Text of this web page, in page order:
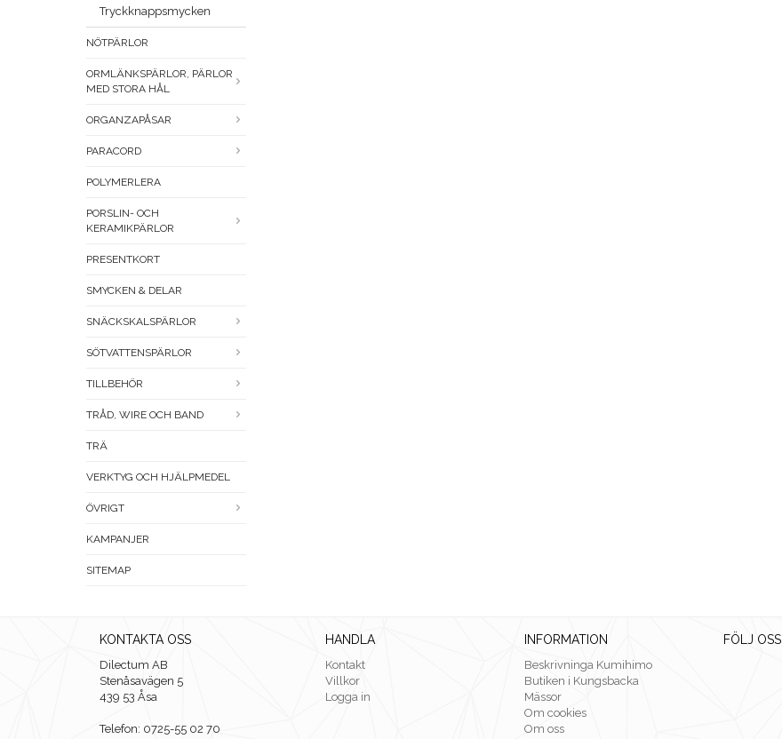
Tryckknappsmycken
NÖTPÄRLOR
ORMLÄNKSPÄRLOR, PÄRLOR
MED STORA HÅL
ORGANZAPÅSAR
PARACORD
POLYMERLERA
PORSLIN- OCH
KERAMIKPÄRLOR
PRESENTKORT
SMYCKEN & DELAR
SNÄCKSKALSPÄRLOR
SÖTVATTENSPÄRLOR
TILLBEHÖR
TRÅD, WIRE OCH BAND
TRÄ
VERKTYG OCH HJÄLPMEDEL
ÖVRIGT
KAMPANJER
SITEMAP
KONTAKTA OSS
Dilectum AB
Stenåsavägen 5
439 53 Åsa
Telefon: 0725-55 02 70
HANDLA
Kontakt
Villkor
Logga in
INFORMATION
Beskrivninga Kumihimo
Butiken i Kungsbacka
Mässor
Om cookies
Om oss
FÖLJ OSS